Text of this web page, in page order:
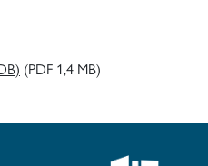
(PDF 1,4 MB)